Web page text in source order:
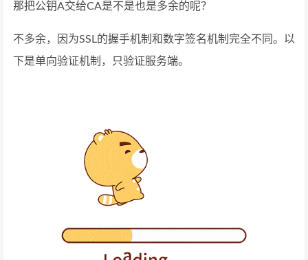
那把公钥A交给CA是不是也是多余的呢？
不多余，因为SSL的握手机制和数字签名机制完全不同。以
下是单向验证机制，只验证服务端。